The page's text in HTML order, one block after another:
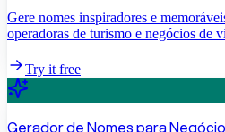
Gere nomes inspiradores e
operadoras de turismo e negócios de
Try it free
Gerador de Nomes para